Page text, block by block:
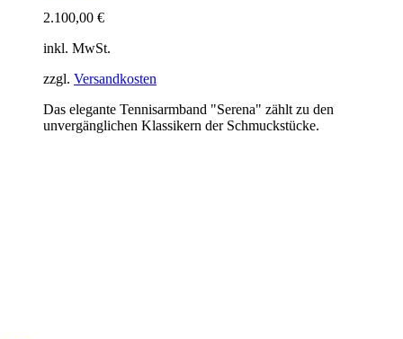
2.100,00 €
inkl. MwSt.
zzgl. Versandkosten
Das elegante Tennisarmband "Serena" zählt zu den
unvergänglichen Klassikern der Schmuckstücke.